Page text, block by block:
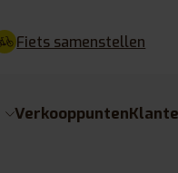
Fiets samenstellen
Verkooppunten